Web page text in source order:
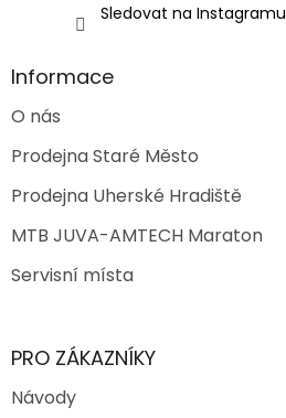
Sledovat na Instagramu
Informace
O nás
Prodejna Staré Město
Prodejna Uherské Hradiště
MTB JUVA-AMTECH Maraton
Servisní místa
PRO ZÁKAZNÍKY
Návody